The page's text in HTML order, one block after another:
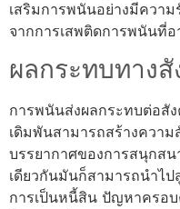
เสริมการพนันอย่างมีควา
จากการเสพติดการพนันที่
ผลกระทบทาง
การพนันส่งผลกระทบต่อสั
เดิมพันสามารถสร้างควา
บรรยากาศของการสนุกส
เดียวกันมันก็สามารถนำไ
การเป็นหนี้สิน ปัญหาครอ